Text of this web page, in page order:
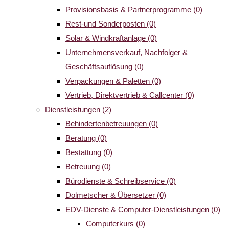
Provisionsbasis & Partnerprogramme (0)
Rest-und Sonderposten (0)
Solar & Windkraftanlage (0)
Unternehmensverkauf, Nachfolger &
Geschäftsauflösung (0)
Verpackungen & Paletten (0)
Vertrieb, Direktvertrieb & Callcenter (0)
Dienstleistungen (2)
Behindertenbetreuungen (0)
Beratung (0)
Bestattung (0)
Betreuung (0)
Bürodienste & Schreibservice (0)
Dolmetscher & Übersetzer (0)
EDV-Dienste & Computer-Dienstleistungen (0)
Computerkurs (0)